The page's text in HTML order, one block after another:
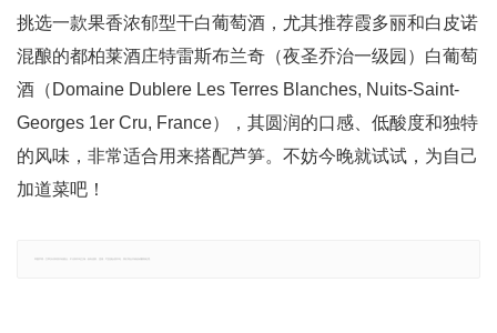
挑选一款果香浓郁型干白葡萄酒，尤其推荐霞多丽和白皮诺
混酿的都柏莱酒庄特雷斯布兰奇（夜圣乔治一级园）白葡萄
酒（Domaine Dublere Les Terres Blanches, Nuits-Saint-
Georges 1er Cru, France），其圆润的口感、低酸度和独特
的风味，非常适合用来搭配芦笋。不妨今晚就试试，为自己
加道菜吧！